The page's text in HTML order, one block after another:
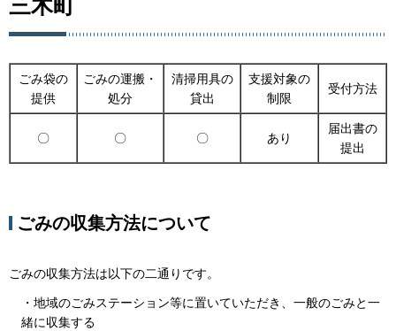
三木町
ごみ袋の
提供
ごみの運搬・
処分
清掃用具の
貸出
支援対象の
制限
受付方法
〇 〇 〇 あり
届出書の
提出
ごみの収集方法について
ごみの収集方法は以下の二通りです。
・地域のごみステーション等に置いていただき、一般のごみと一
緒に収集する